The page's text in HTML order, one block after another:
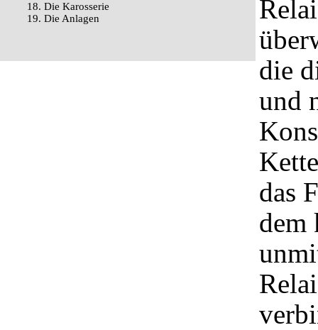
18. Die Karosserie
19. Die Anlagen
die
und
das
dem